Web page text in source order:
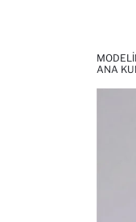
ANA